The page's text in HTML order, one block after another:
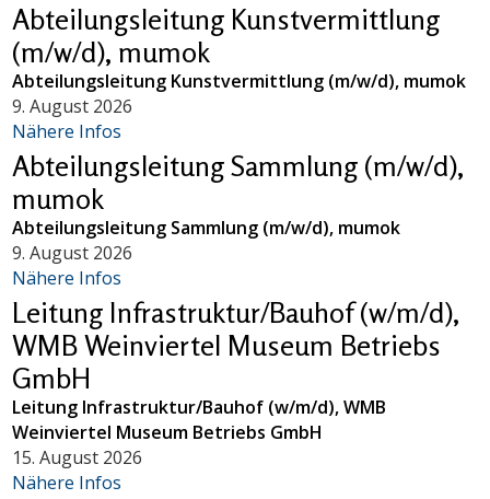
Abteilungsleitung Kunstvermittlung
(m/w/d), mumok
Abteilungsleitung Kunstvermittlung (m/w/d), mumok
9. August 2026
Nähere Infos
Abteilungsleitung Sammlung (m/w/d),
mumok
Abteilungsleitung Sammlung (m/w/d), mumok
9. August 2026
Nähere Infos
Leitung Infrastruktur/Bauhof (w/m/d),
WMB Weinviertel Museum Betriebs
GmbH
Leitung Infrastruktur/Bauhof (w/m/d), WMB
Weinviertel Museum Betriebs GmbH
15. August 2026
Nähere Infos